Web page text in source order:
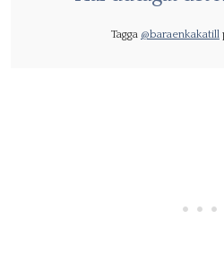
Tagga @baraenkakatill